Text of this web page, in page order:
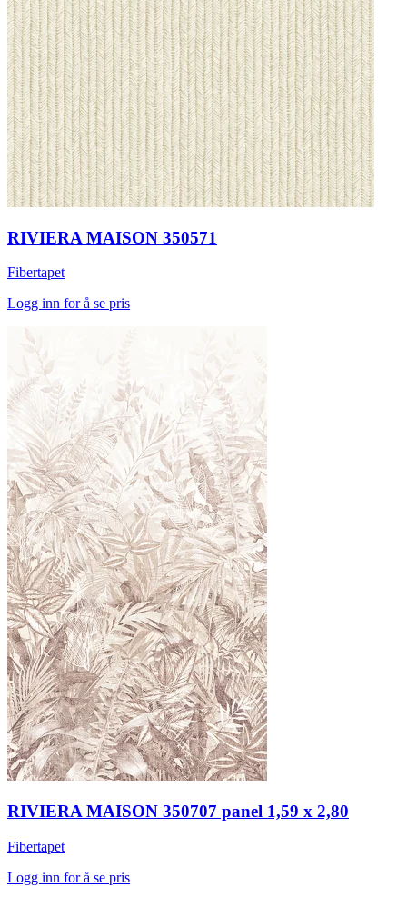
RIVIERA MAISON 350571
Fibertapet
Logg inn for å se pris
RIVIERA MAISON 350707 panel 1,59 x 2,80
Fibertapet
Logg inn for å se pris